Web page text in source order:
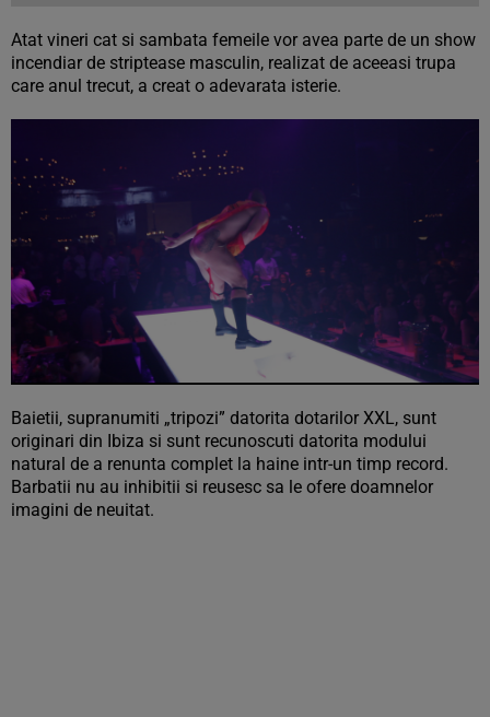
Atat vineri cat si sambata femeile vor avea parte de un show
incendiar de striptease masculin, realizat de aceeasi trupa
care anul trecut, a creat o adevarata isterie.
Baietii, supranumiti „tripozi” datorita dotarilor XXL, sunt
originari din Ibiza si sunt recunoscuti datorita modului
natural de a renunta complet la haine intr-un timp record.
Barbatii nu au inhibitii si reusesc sa le ofere doamnelor
imagini de neuitat.